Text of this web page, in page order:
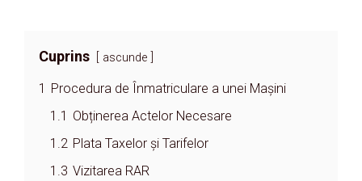
Cuprins ascunde
1
Procedura de Înmatriculare a unei Mașini
1.1 Obținerea Actelor Necesare
1.2 Plata Taxelor și Tarifelor
1.3 Vizitarea RAR